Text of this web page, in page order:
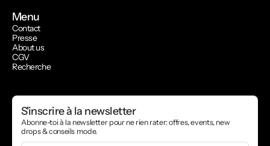
Menu
Contact
Presse
About us
CGV
Recherche
S'inscrire à la newsletter
Abonne-toi à la newsletter pour ne rien rater: offres, events, new
drops & conseils mode.